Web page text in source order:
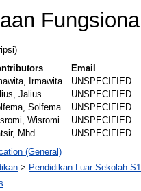
Email
Irmawita
UNSPECIFIED
Jalius
UNSPECIFIED
Solfema
UNSPECIFIED
Wisromi
UNSPECIFIED
Mhd
UNSPECIFIED
(General)
> Pendidikan Luar Sekolah-S1